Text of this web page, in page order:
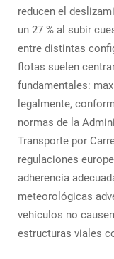
reducen el
un 27 % al subir
entre distintas
flotas suelen
fundamentales:
legalmente,
normas de la
Transporte por
regulaciones
adherencia
meteorológicas
vehículos no
estructuras viales